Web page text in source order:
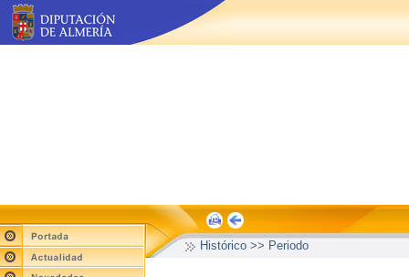
Histórico >> Periodo